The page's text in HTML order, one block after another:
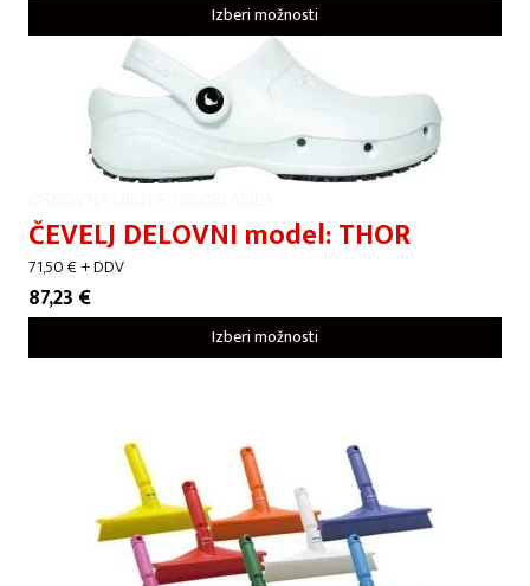
Izberi možnosti
ČEVELJ DELOVNI model: THOR
71,50€+ DDV
87,23 €
Izberi možnosti